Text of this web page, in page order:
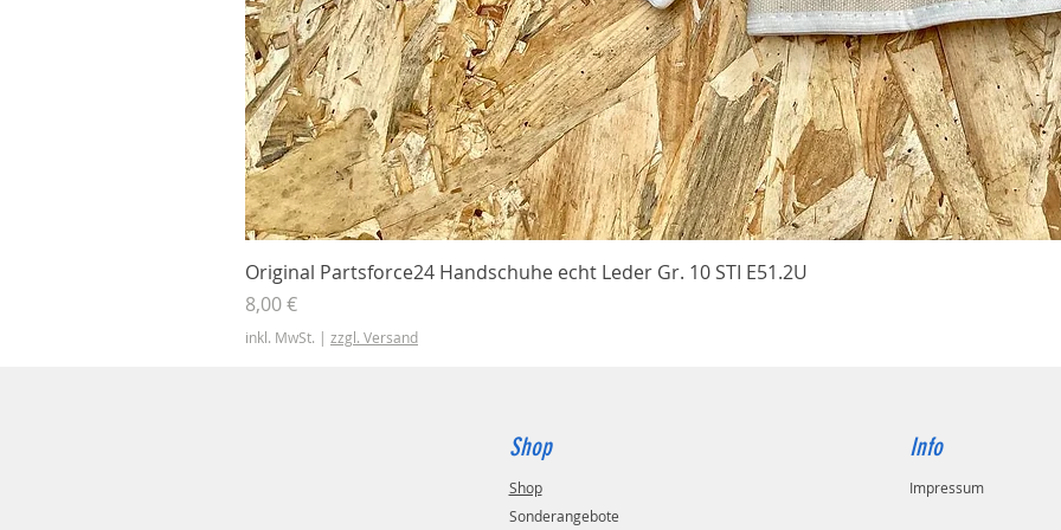
Schnellansicht
Original Partsforce24 Handschuhe echt Leder Gr. 10 STI E51.2U
Preis
8,00 €
inkl. MwSt. | zzgl. Versand
Shop
Shop
Sonderangebote
Info
Impressum